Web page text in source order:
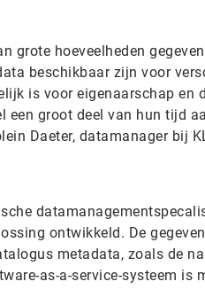
grote hoeveelheden
beschikbaar zijn voor
is voor eigenaarschap
een groot deel van hun tijd
Daeter, datamanager bij
ontwikkeld. De
metadata, zoals de
as-a-service-systeem is